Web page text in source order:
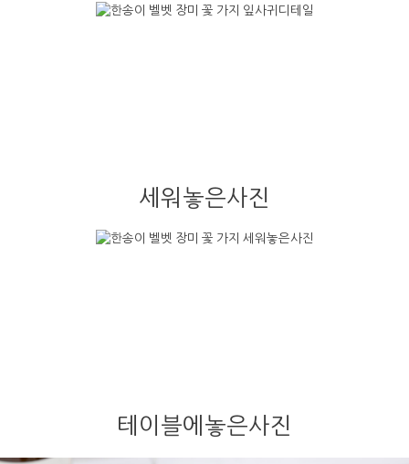
세워놓은사진
테이블에놓은사진